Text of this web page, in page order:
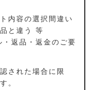
内容の選択間違い
と違う 等
返品・返金のご要
された場合に限
。